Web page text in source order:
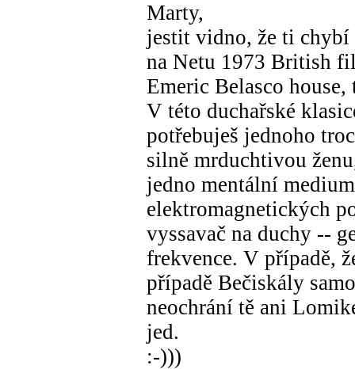
Marty,
jestit vidno, že ti chybí
na Netu 1973 British
Emeric Belasco
V této duchařské
potřebuješ jednoho
silně mrduchtivou
jedno mentální
elektromagnetických
vyssavač na duchy --
frekvence. V případě,
případě Bečiskály
neochrání tě ani
jed.
:-)))